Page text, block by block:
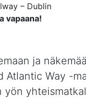
– Dublin
vapaana!
ja
Atlantic Way -
yön